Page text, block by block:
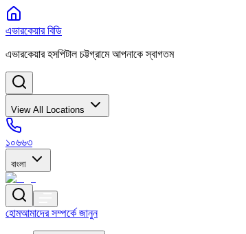
এভারকেয়ার বিডি
এভারকেয়ার হসপিটাল চট্টগ্রামে আপনাকে স্বাগতম
View All Locations
১০৬৬৩
বাংলা
হোমআমাদের সম্পর্কে জানুন